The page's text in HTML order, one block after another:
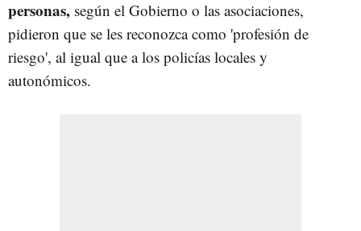
personas, según el Gobierno o las asociaciones,
pidieron que se les reconozca como 'profesión de
riesgo', al igual que a los policías locales y
autonómicos.